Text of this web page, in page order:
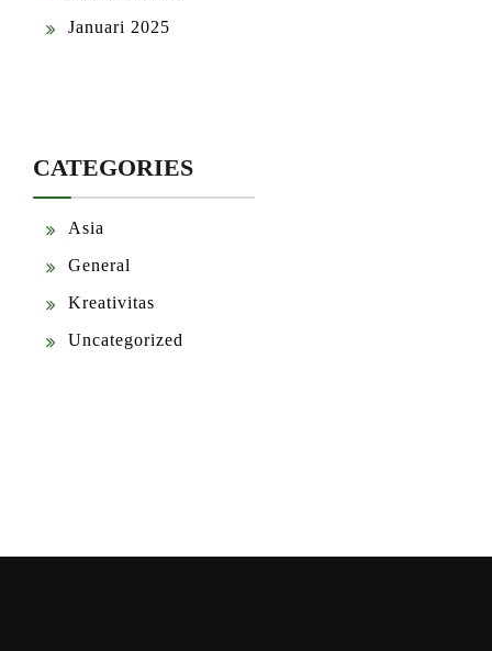
Januari 2025
CATEGORIES
Asia
General
Kreativitas
Uncategorized